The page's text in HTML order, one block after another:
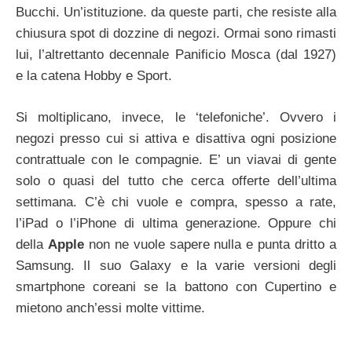
Bucchi. Un’istituzione. da queste parti, che resiste alla
chiusura spot di dozzine di negozi. Ormai sono rimasti
lui, l’altrettanto decennale Panificio Mosca (dal 1927)
e la catena Hobby e Sport.
Si moltiplicano, invece, le ‘telefoniche’. Ovvero i
negozi presso cui si attiva e disattiva ogni posizione
contrattuale con le compagnie. E’ un viavai di gente
solo o quasi del tutto che cerca offerte dell’ultima
settimana. C’è chi vuole e compra, spesso a rate,
l’iPad o l’iPhone di ultima generazione. Oppure chi
della Applenon ne vuole sapere nulla e punta dritto a
Samsung. Il suo Galaxy e la varie versioni degli
smartphone coreani se la battono con Cupertino e
mietono anch’essi molte vittime.